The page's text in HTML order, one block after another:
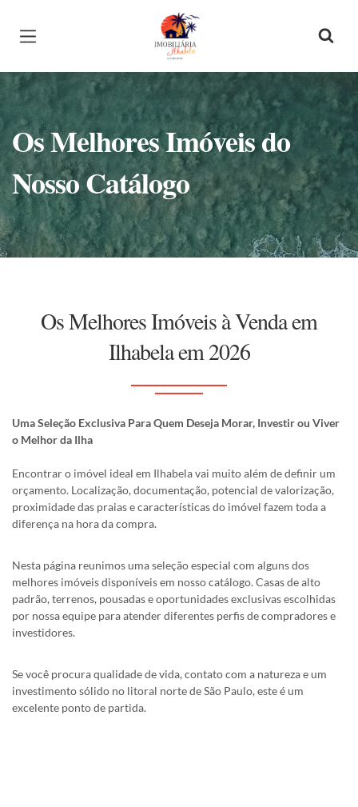
Página inicial
Os Melhores Imóveis do
Nosso Catálogo
Os Melhores Imóveis à Venda em
Ilhabela em 2026
Uma Seleção Exclusiva Para Quem Deseja Morar, Investir ou Viver
o Melhor da Ilha
Encontrar o imóvel ideal em Ilhabela vai muito além de definir um
orçamento. Localização, documentação, potencial de valorização,
proximidade das praias e características do imóvel fazem toda a
diferença na hora da compra.
Nesta página reunimos uma seleção especial com alguns dos
melhores imóveis disponíveis em nosso catálogo. Casas de alto
padrão, terrenos, pousadas e oportunidades exclusivas escolhidas
por nossa equipe para atender diferentes perfis de compradores e
investidores.
Se você procura qualidade de vida, contato com a natureza e um
investimento sólido no litoral norte de São Paulo, este é um
excelente ponto de partida.